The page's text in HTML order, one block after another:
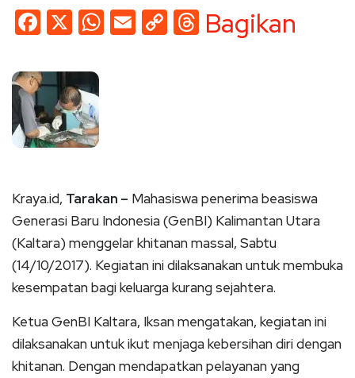
Facebook
X WhatsApp
EmailCopyThreads
Bagikan
Kraya.id, Tarakan – Mahasiswa penerima beasiswa
Generasi Baru Indonesia (GenBI) Kalimantan Utara
(Kaltara) menggelar khitanan massal, Sabtu
(14/10/2017). Kegiatan ini dilaksanakan untuk membuka
kesempatan bagi keluarga kurang sejahtera.
Ketua GenBI Kaltara, Iksan mengatakan, kegiatan ini
dilaksanakan untuk ikut menjaga kebersihan diri dengan
khitanan. Dengan mendapatkan pelayanan yang